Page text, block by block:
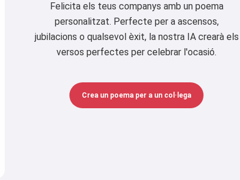
Felicita els teus companys amb un poema
personalitzat. Perfecte per a ascensos,
jubilacions o qualsevol èxit, la nostra IA crearà els
versos perfectes per celebrar l'ocasió.
Crea un poema per a un col·lega